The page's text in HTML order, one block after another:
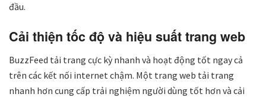
đầu.
Cải thiện tốc độ và hiệu suất trang web
BuzzFeed tải trang cực kỳ nhanh và hoạt động tốt ngay cả
trên các kết nối internet chậm. Một trang web tải trang
nhanh hơn cung cấp trải nghiệm người dùng tốt hơn và cải